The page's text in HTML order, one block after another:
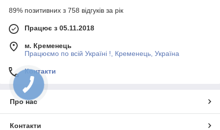
89% позитивних з 758 відгуків за рік
Працює з 05.11.2018
м. Кременець
Працюємо по всій Україні !, Кременець, Україна
Контакти
Про нас
Контакти